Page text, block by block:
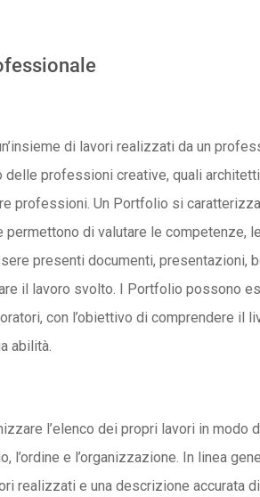
di lavori realizzati da un
professioni creative, quali
professioni. Un Portfolio si
di valutare le competenze,
presenti documenti, presentazioni,
il lavoro svolto. I Portfolio possono
con l’obiettivo di comprendere il
abilità.
l’elenco dei propri lavori in modo
e l’organizzazione. In linea
realizzati e una descrizione accurata